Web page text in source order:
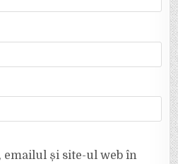
emailul și site-ul web în